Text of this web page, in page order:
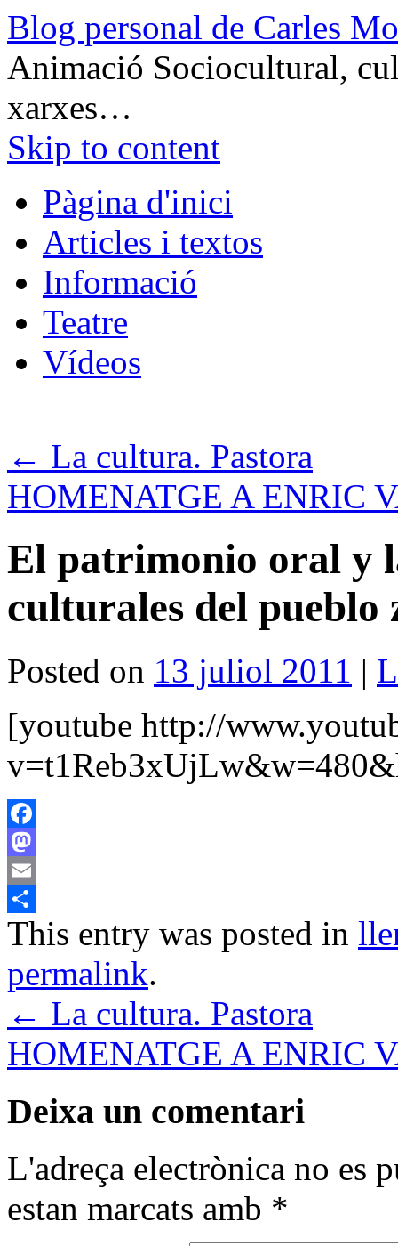
Blog personal de Carles
Animació Sociocultural,
xarxes…
Skip to content
Pàgina d'inici
Articles i textos
Informació
Teatre
Vídeos
← La cultura. Pastora
HOMENATGE A ENRIC
El patrimonio oral y
culturales del pueblo
Posted on 13 juliol 2011 |
[youtube http://
Facebook
Mastodon
Email
Comparteix
This entry was posted in
permalink.
← La cultura. Pastora
HOMENATGE A ENRIC
Deixa un comentari
L'adreça electrònica no es
estan marcats amb *